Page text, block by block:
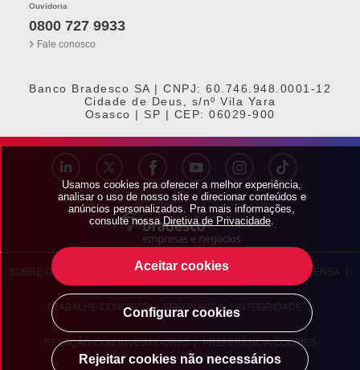
Usamos cookies pra oferecer a melhor experiência,
analisar o uso de nosso site e direcionar conteúdos e
anúncios personalizados. Pra mais informações,
consulte nossaDiretiva de Privacidade.
Rejeitar cookies não necessários
Configurar cookies
Aceitar cookies
Ouvidoria
0800 727 9933
Fale conosco
Banco Bradesco SA | CNPJ: 60.746.948.0001-12
Cidade de Deus, s/nº Vila Yara
Osasco | SP | CEP: 06029-900
SOBRE O BRADESCO BRADESCO EXPLICA | BRADESCO IMPRENSA
TRABALHE CONOSCO | SEGURANÇA | INTEGRIDADE |
RELAÇÃO COM INVESTIDORES | PREFERÊNCIA COOKIES